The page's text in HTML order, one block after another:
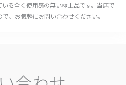
る全く使用感の無い極上品です。当店で
、お気軽にお問い合わせください。